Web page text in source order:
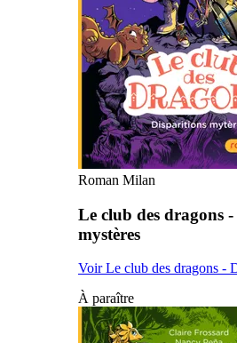
Roman Milan
Le club des dragons
mystères
Voir Le club des dragons -
À paraître